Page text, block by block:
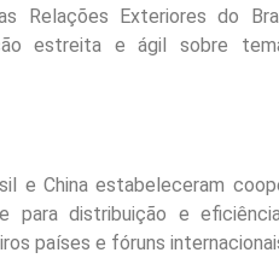
Relações Exteriores do
estreita e ágil sobre
e China estabeleceram
e para distribuição e
países e fóruns